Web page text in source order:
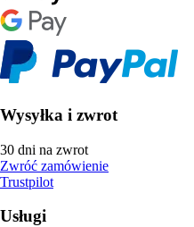
Wysyłka i zwrot
30 dni na zwrot
Zwróć zamówienie
Trustpilot
Usługi